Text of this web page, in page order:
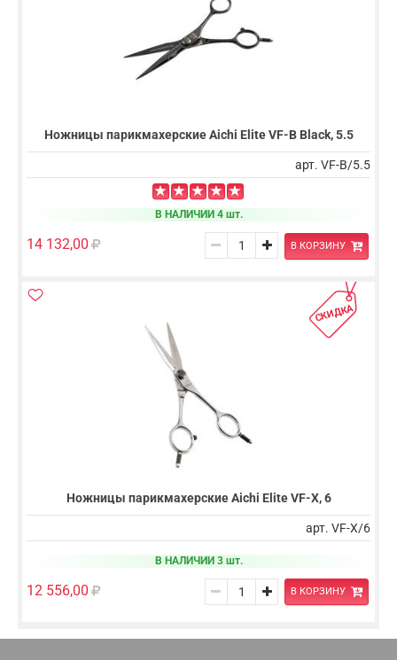
Ножницы парикмахерские Aichi Elite VF-B Black, 5.5
арт. VF-B/5.5
В НАЛИЧИИ 4 шт.
14 132,00 В КОРЗИНУ
СКИДКА
Ножницы парикмахерские Aichi Elite VF-X, 6
арт. VF-X/6
В НАЛИЧИИ 3 шт.
12 556,00 В КОРЗИНУ